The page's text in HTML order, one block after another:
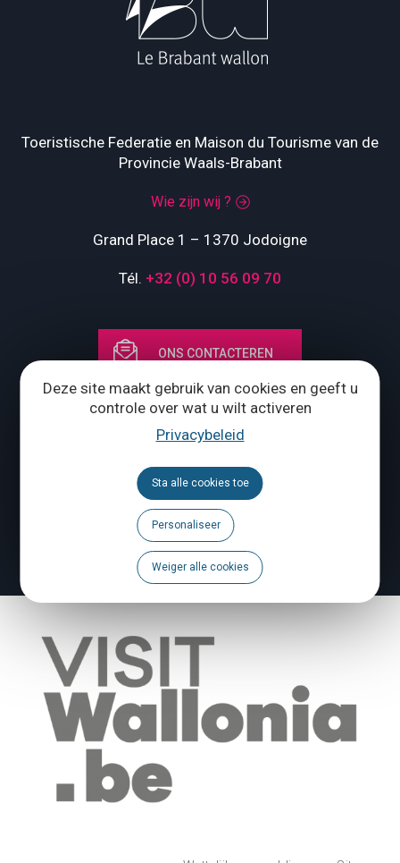
Deze site maakt gebruik van cookies en geeft u
controle over wat u wilt activeren
Privacybeleid
Sta alle cookies toe
Personaliseer
Weiger alle cookies
Toeristische Federatie en Maison du Tourisme van de
Provincie Waals-Brabant
Wie zijn wij ?
Grand Place 1 – 1370 Jodoigne
Tél. +32 (0) 10 56 09 70
ONS CONTACTEREN
Volg ons
Een probleem te melden?